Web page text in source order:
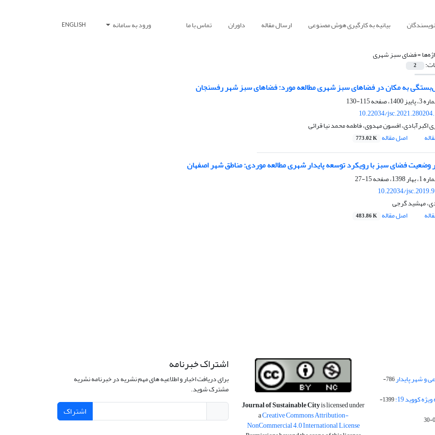
بیانیه به کارگیری هوش مصنوعی ارسال مقاله داوران تماس با ما ورود به سامانه ENGLISH
=فضای سبز شهری
2
به مکان در فضاهای سبز شهری مطالعه مورد: فضاهای سبز شهر رفسنجان
115-130
10.22034/
اکبرآبادی، افسون مهدوی، فاطمه محمد نیا قرائی
اصل مقاله 773.02 K
وضعیت فضای سبز با رویکرد توسعه پایدار شهری مطالعه موردی: مناطق شهر اصفهان
15-27
10.22034/
مهشید گرجی
اصل مقاله 483.86 K
و شهر پایدار 786-
کووید 19: 1399-
Journal of Sustainable Cityis licensed under
aCreative Commons Attribution-
NonCommercial 4.0 International License
اشتراک خبرنامه
برای دریافت اخبار و اطلاعیه های مهم نشریه در خبرنامه نشریه
مشترک شوید.
اشتراک